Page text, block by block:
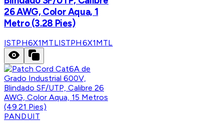
26 AWG, Color Aqua, 1
Metro (3.28 Pies)
ISTPH6X1MTLISTPH6X1MTL
PANDUIT